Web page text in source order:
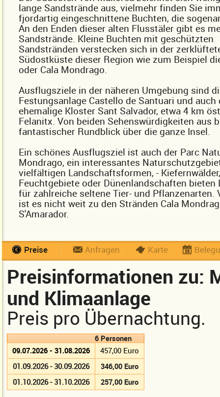
lange Sandstrände aus, vielmehr finden Sie
fjordartig eingeschnittene Buchten, die
An den Enden dieser alten Flusstäler gibt es
Sandstrände. Kleine Buchten mit geschützten
Sandstränden verstecken sich in der
Südostküste dieser Region wie zum Beispiel
oder Cala Mondrago.
Ausflugsziele in der näheren Umgebung sind
Festungsanlage Castello de Santuari und auch
ehemalige Kloster Sant Salvador, etwa 4 km
Felanitx. Von beiden Sehenswürdigkeiten aus
fantastischer Rundblick über die ganze Insel.
Ein schönes Ausflugsziel ist auch der Parc
Mondrago, ein interessantes
vielfältigen Landschaftsformen, - Kiefernwälder,
Feuchtgebiete oder Dünenlandschaften bieten
für zahlreiche seltene Tier- und Pflanzenarten.
ist es nicht weit zu den Stränden Cala
S'Amarador.
Preise Anfragen Karte
Preisinformationen zu:
und Klimaanlage
Preis pro Übernachtung.
6 Personen
09.07.2026 - 31.08.2026
457,00 Euro
01.09.2026 - 30.09.2026
346,00 Euro
01.10.2026 - 31.10.2026
257,00 Euro